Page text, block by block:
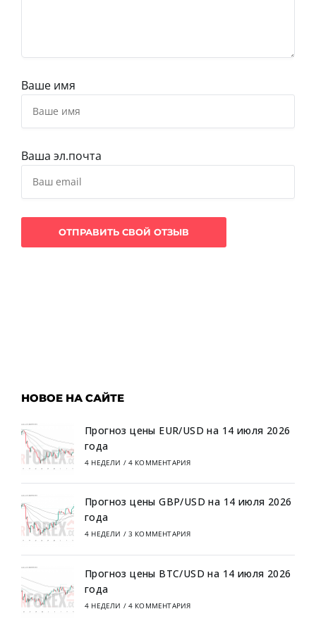
Ваше имя
Ваша эл.почта
НОВОЕ НА САЙТЕ
Прогноз цены EUR/USD на 14 июля 2026
года
4 НЕДЕЛИ / 4 КОММЕНТАРИЯ
Прогноз цены GBP/USD на 14 июля 2026
года
4 НЕДЕЛИ / 3 КОММЕНТАРИЯ
Прогноз цены BTC/USD на 14 июля 2026
года
4 НЕДЕЛИ / 4 КОММЕНТАРИЯ